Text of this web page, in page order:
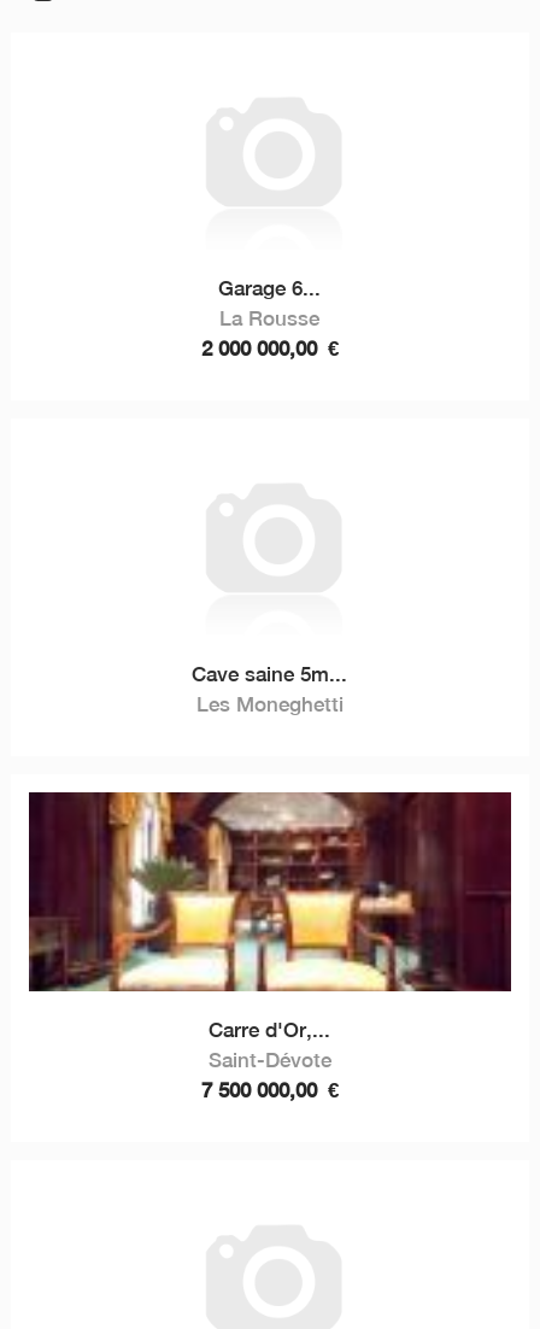
Garage 6...
La Rousse
2 000 000,00 €
Cave saine 5m...
Les Moneghetti
Carre d'Or,...
Saint-Dévote
7 500 000,00 €